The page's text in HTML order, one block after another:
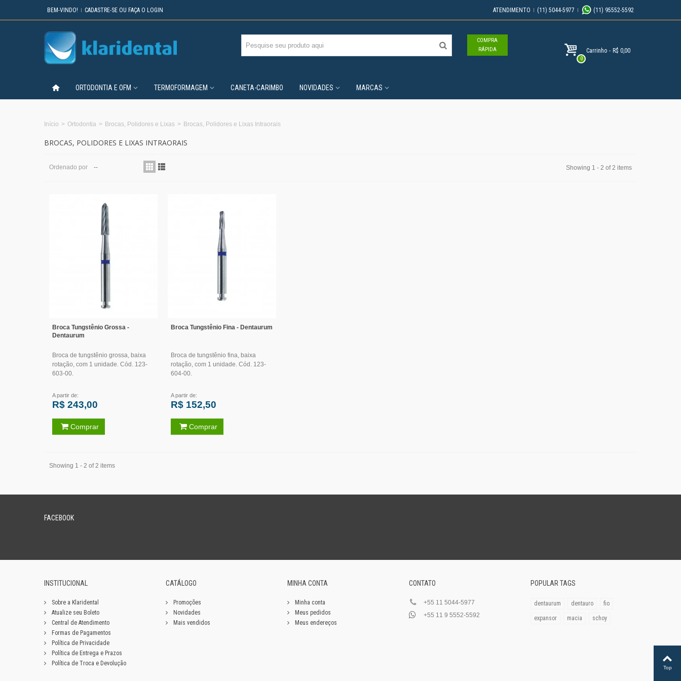
BEM-VINDO! CADASTRE-SE OU FAÇA O LOGIN (11) 95552-5592
(11) 5044-5977
ATENDIMENTO
COMPRA
RÁPIDA
0
Carrinho - R$ 0,00
ORTODONTIA E OFM TERMOFORMAGEM CANETA-CARIMBO NOVIDADES MARCAS
Início > Ortodontia > Brocas, Polidores e Lixas > Brocas, Polidores e Lixas Intraorais
BROCAS, POLIDORES E LIXAS INTRAORAIS
Ordenado por -- Showing 1 - 2 of 2 items
Broca Tungstênio Grossa -
Dentaurum
Broca de tungstênio grossa, baixa
rotação, com 1 unidade. Cód. 123-
603-00.
A partir de:
R$ 243,00
Comprar
Broca Tungstênio Fina - Dentaurum
Broca de tungstênio fina, baixa
rotação, com 1 unidade. Cód. 123-
604-00.
A partir de:
R$ 152,50
Comprar
Showing 1 - 2 of 2 items
FACEBOOK
INSTITUCIONAL
Sobre a Klaridental
Atualize seu Boleto
Central de Atendimento
Formas de Pagamentos
Política de Privacidade
Política de Entrega e Prazos
Política de Troca e Devolução
CATÁLOGO
Promoções
Novidades
Mais vendidos
MINHA CONTA
Minha conta
Meus pedidos
Meus endereços
CONTATO
+55 11 5044-5977
+55 11 9 5552-5592
POPULAR TAGS
dentaurum dentauro fio
expansor macia schoy
Top